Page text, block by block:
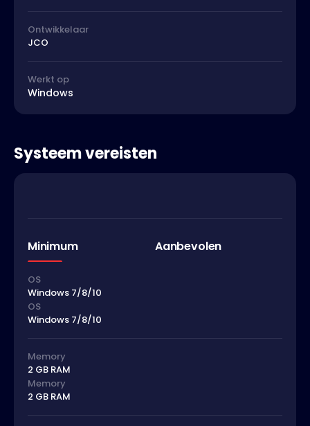
Ontwikkelaar
JCO
Werkt op
Windows
Systeem vereisten
Minimum Aanbevolen
OS
Windows 7/8/10
OS
Windows 7/8/10
Memory
2 GB RAM
Memory
2 GB RAM